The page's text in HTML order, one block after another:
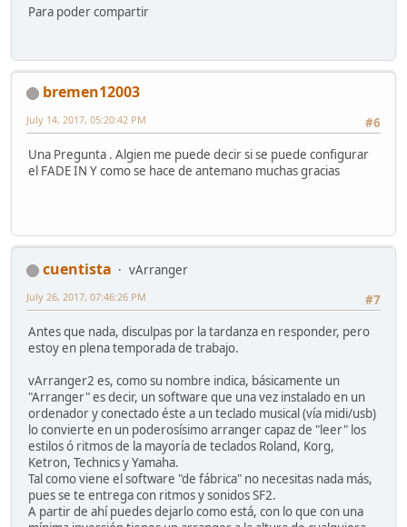
Para poder compartir
bremen12003
#6
July 14, 2017, 05:20:42 PM
Una Pregunta . Algien me puede decir si se puede configurar
el FADE IN Y como se hace de antemano muchas gracias
cuentista
vArranger
#7
July 26, 2017, 07:46:26 PM
Antes que nada, disculpas por la tardanza en responder, pero
estoy en plena temporada de trabajo.
vArranger2 es, como su nombre indica, básicamente un
"Arranger" es decir, un software que una vez instalado en un
ordenador y conectado éste a un teclado musical (vía midi/usb)
lo convierte en un poderosísimo arranger capaz de "leer" los
estilos ó ritmos de la mayoría de teclados Roland, Korg,
Ketron, Technics y Yamaha.
Tal como viene el software "de fábrica" no necesitas nada más,
pues se te entrega con ritmos y sonidos SF2.
A partir de ahí puedes dejarlo como está, con lo que con una